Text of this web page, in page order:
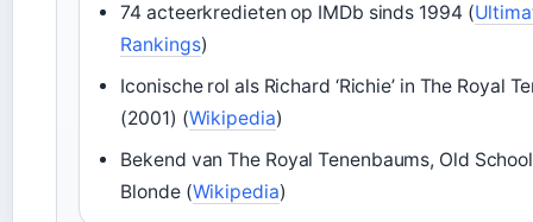
74 acteerkredieten op IMDb sinds 1994 (
Rankings)
Iconische rol als Richard ‘Richie’ in The Royal
(2001) (Wikipedia)
Bekend van The Royal Tenenbaums, Old
Blonde (Wikipedia)